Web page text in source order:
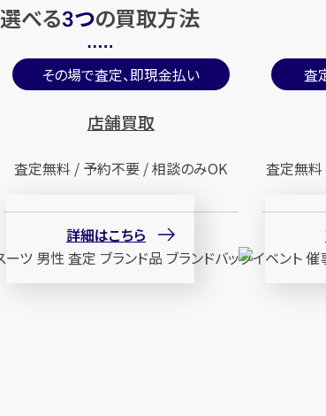
選べる3つの買取方法
その場で査定、即現金払い
店舗買取
査定無料 / 予約不要 / 相談のみOK
詳細はこちら
査
査定無